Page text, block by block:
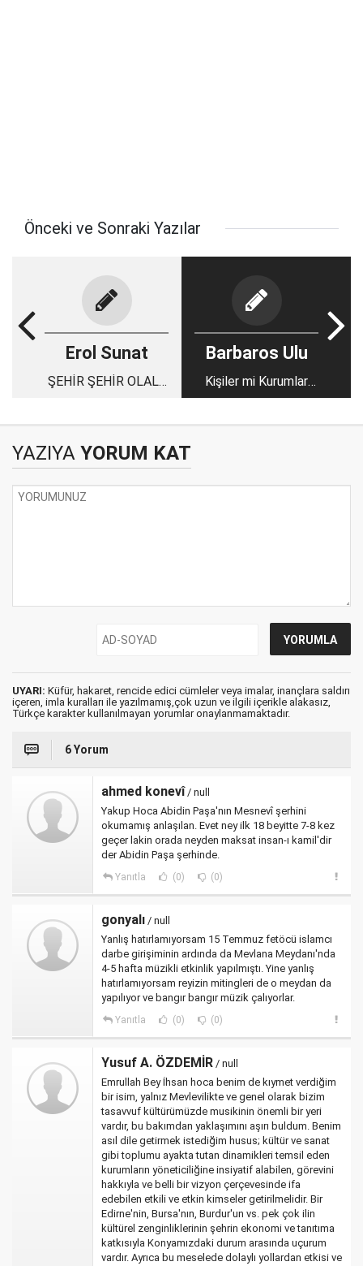
Önceki ve Sonraki Yazılar
Erol Sunat
ŞEHİR ŞEHİR OLALI,
Barbaros Ulu
Kişiler mi Kurumlar
mı?
YAZIYA YORUM KAT
UYARI: Küfür, hakaret, rencide edici cümleler veya imalar, inançlara saldırı
içeren, imla kuralları ile yazılmamış,çok uzun ve ilgili içerikle alakasız,
Türkçe karakter kullanılmayan yorumlar onaylanmamaktadır.
6 Yorum
ahmed konevî / null
Yakup Hoca Abidin Paşa'nın Mesnevî şerhini
okumamış anlaşılan. Evet ney ilk 18 beyitte 7-8 kez
geçer lakin orada neyden maksat insan-ı kamil'dir
der Abidin Paşa şerhinde.
Yanıtla (0) (0)
gonyalı / null
Yanlış hatırlamıyorsam 15 Temmuz fetöcü islamcı
darbe girişiminin ardında da Mevlana Meydanı'nda
4-5 hafta müzikli etkinlik yapılmıştı. Yine yanlış
hatırlamıyorsam reyizin mitingleri de o meydan da
yapılıyor ve bangır bangır müzik çalıyorlar.
Yanıtla (0) (0)
Yusuf A. ÖZDEMİR / null
Emrullah Bey İhsan hoca benim de kıymet verdiğim
bir isim, yalnız Mevlevilikte ve genel olarak bizim
tasavvuf kültürümüzde musikinin önemli bir yeri
vardır, bu bakımdan yaklaşımını aşırı buldum. Benim
asıl dile getirmek istediğim husus; kültür ve sanat
gibi toplumu ayakta tutan dinamikleri temsil eden
kurumların yöneticiliğine insiyatif alabilen, görevini
hakkıyla ve belli bir vizyon çerçevesinde ifa
edebilen etkili ve etkin kimseler getirilmelidir. Bir
Edirne'nin, Bursa'nın, Burdur'un vs. pek çok ilin
kültürel zenginliklerinin şehrin ekonomi ve tanıtıma
katkısıyla Konyamızdaki durum arasında uçurum
vardır. Ayrıca bu meselede dolaylı yollardan etkisi ve